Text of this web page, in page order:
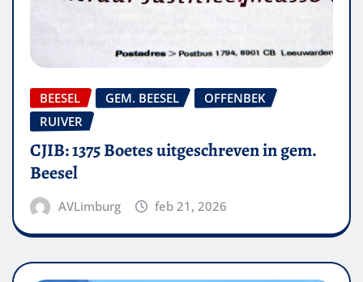
BEESEL GEM. BEESEL
OFFENBEK
RUIVER
CJIB: 1375 Boetes uitgeschreven in gem.
Beesel
AVLimburg feb 21, 2026